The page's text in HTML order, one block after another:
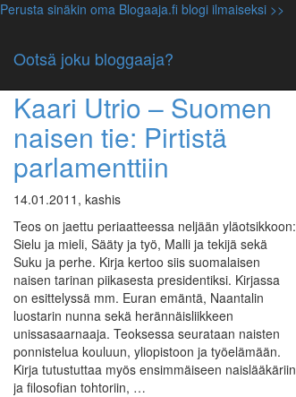
Perusta sinäkin oma Blogaaja.fi blogi ilmaiseksi >>
Ootsä joku bloggaaja?
Kirjallisuus,Luokittelematon
Kaari Utrio – Suomen
naisen tie: Pirtistä
parlamenttiin
14.01.2011, kashis
Teos on jaettu periaatteessa neljään yläotsikkoon:
Sielu ja mieli, Sääty ja työ, Malli ja tekijä sekä
Suku ja perhe. Kirja kertoo siis suomalaisen
naisen tarinan piikasesta presidentiksi. Kirjassa
on esittelyssä mm. Euran emäntä, Naantalin
luostarin nunna sekä herännäisliikkeen
unissasaarnaaja. Teoksessa seurataan naisten
ponnistelua kouluun, yliopistoon ja työelämään.
Kirja tutustuttaa myös ensimmäiseen naislääkäriin
ja filosofian tohtoriin, …